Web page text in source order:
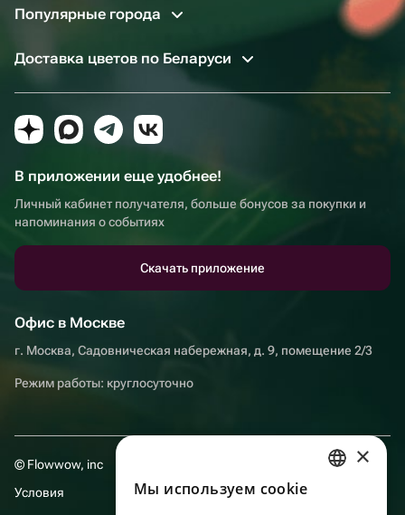
Популярные города
Доставка цветов по Беларуси
В приложении еще удобнее!
Личный кабинет получателя, больше бонусов за покупки и
напоминания о событиях
Скачать приложение
Офис в Москве
г. Москва, Садовническая набережная, д. 9, помещение 2/3
Режим работы: круглосуточно
© Flowwow, inc
Условия
×
Мы используем сookie